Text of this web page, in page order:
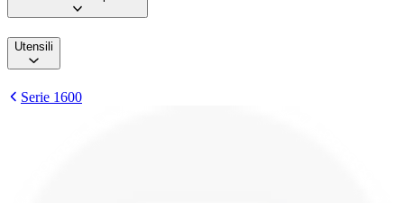
Utensili
Serie 1600